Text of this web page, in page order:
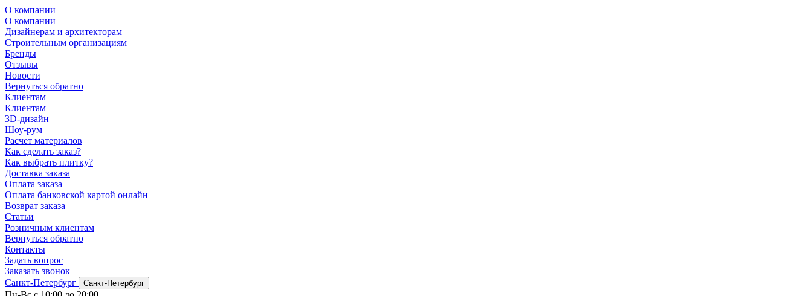
О компании
О компании
Дизайнерам и архитекторам
Строительным организациям
Бренды
Отзывы
Новости
Вернуться обратно
Клиентам
Клиентам
3D-дизайн
Шоу-рум
Расчет материалов
Как сделать заказ?
Как выбрать плитку?
Доставка заказа
Оплата заказа
Оплата банковской картой онлайн
Возврат заказа
Статьи
Розничным клиентам
Вернуться обратно
Контакты
Задать вопрос
Заказать звонок
Санкт-Петербург
Санкт-Петербург